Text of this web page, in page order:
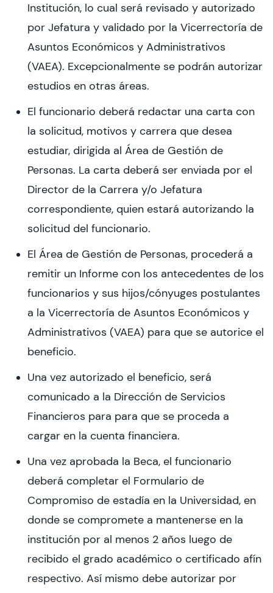
Institución, lo cual será revisado y autorizado
por Jefatura y validado por la Vicerrectoría de
Asuntos Económicos y Administrativos
(VAEA). Excepcionalmente se podrán autorizar
estudios en otras áreas.
El funcionario deberá redactar una carta con
la solicitud, motivos y carrera que desea
estudiar, dirigida al Área de Gestión de
Personas. La carta deberá ser enviada por el
Director de la Carrera y/o Jefatura
correspondiente, quien estará autorizando la
solicitud del funcionario.
El Área de Gestión de Personas, procederá a
remitir un Informe con los antecedentes de los
funcionarios y sus hijos/cónyuges postulantes
a la Vicerrectoría de Asuntos Económicos y
Administrativos (VAEA) para que se autorice el
beneficio.
Una vez autorizado el beneficio, será
comunicado a la Dirección de Servicios
Financieros para para que se proceda a
cargar en la cuenta financiera.
Una vez aprobada la Beca, el funcionario
deberá completar el Formulario de
Compromiso de estadía en la Universidad, en
donde se compromete a mantenerse en la
institución por al menos 2 años luego de
recibido el grado académico o certificado afín
respectivo. Así mismo debe autorizar por